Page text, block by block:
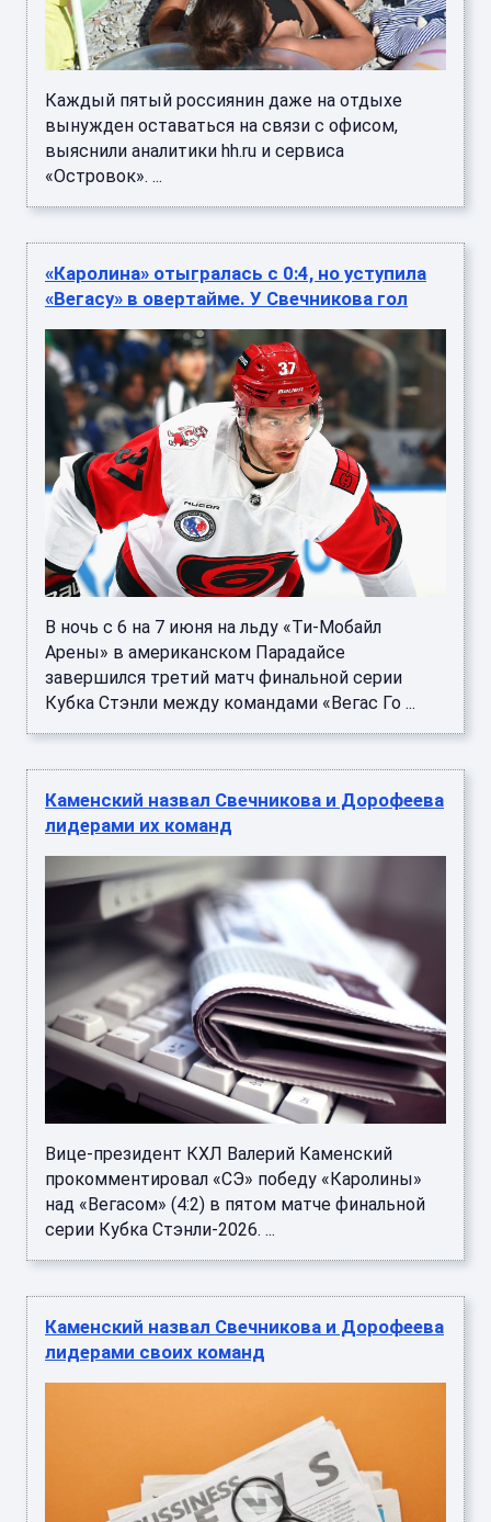
Каждый пятый россиянин даже на отдыхе
вынужден оставаться на связи с офисом,
выяснили аналитики hh.ru и сервиса
«Островок». ...
«Каролина» отыгралась с 0:4, но уступила
«Вегасу» в овертайме. У Свечникова гол
В ночь с 6 на 7 июня на льду «Ти-Мобайл
Арены» в американском Парадайсе
завершился третий матч финальной серии
Кубка Стэнли между командами «Вегас Го ...
Каменский назвал Свечникова и Дорофеева
лидерами их команд
Вице-президент КХЛ Валерий Каменский
прокомментировал «СЭ» победу «Каролины»
над «Вегасом» (4:2) в пятом матче финальной
серии Кубка Стэнли-2026. ...
Каменский назвал Свечникова и Дорофеева
лидерами своих команд